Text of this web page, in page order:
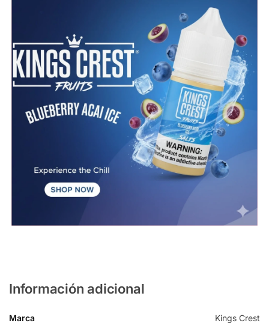
Información adicional
Marca Kings Crest